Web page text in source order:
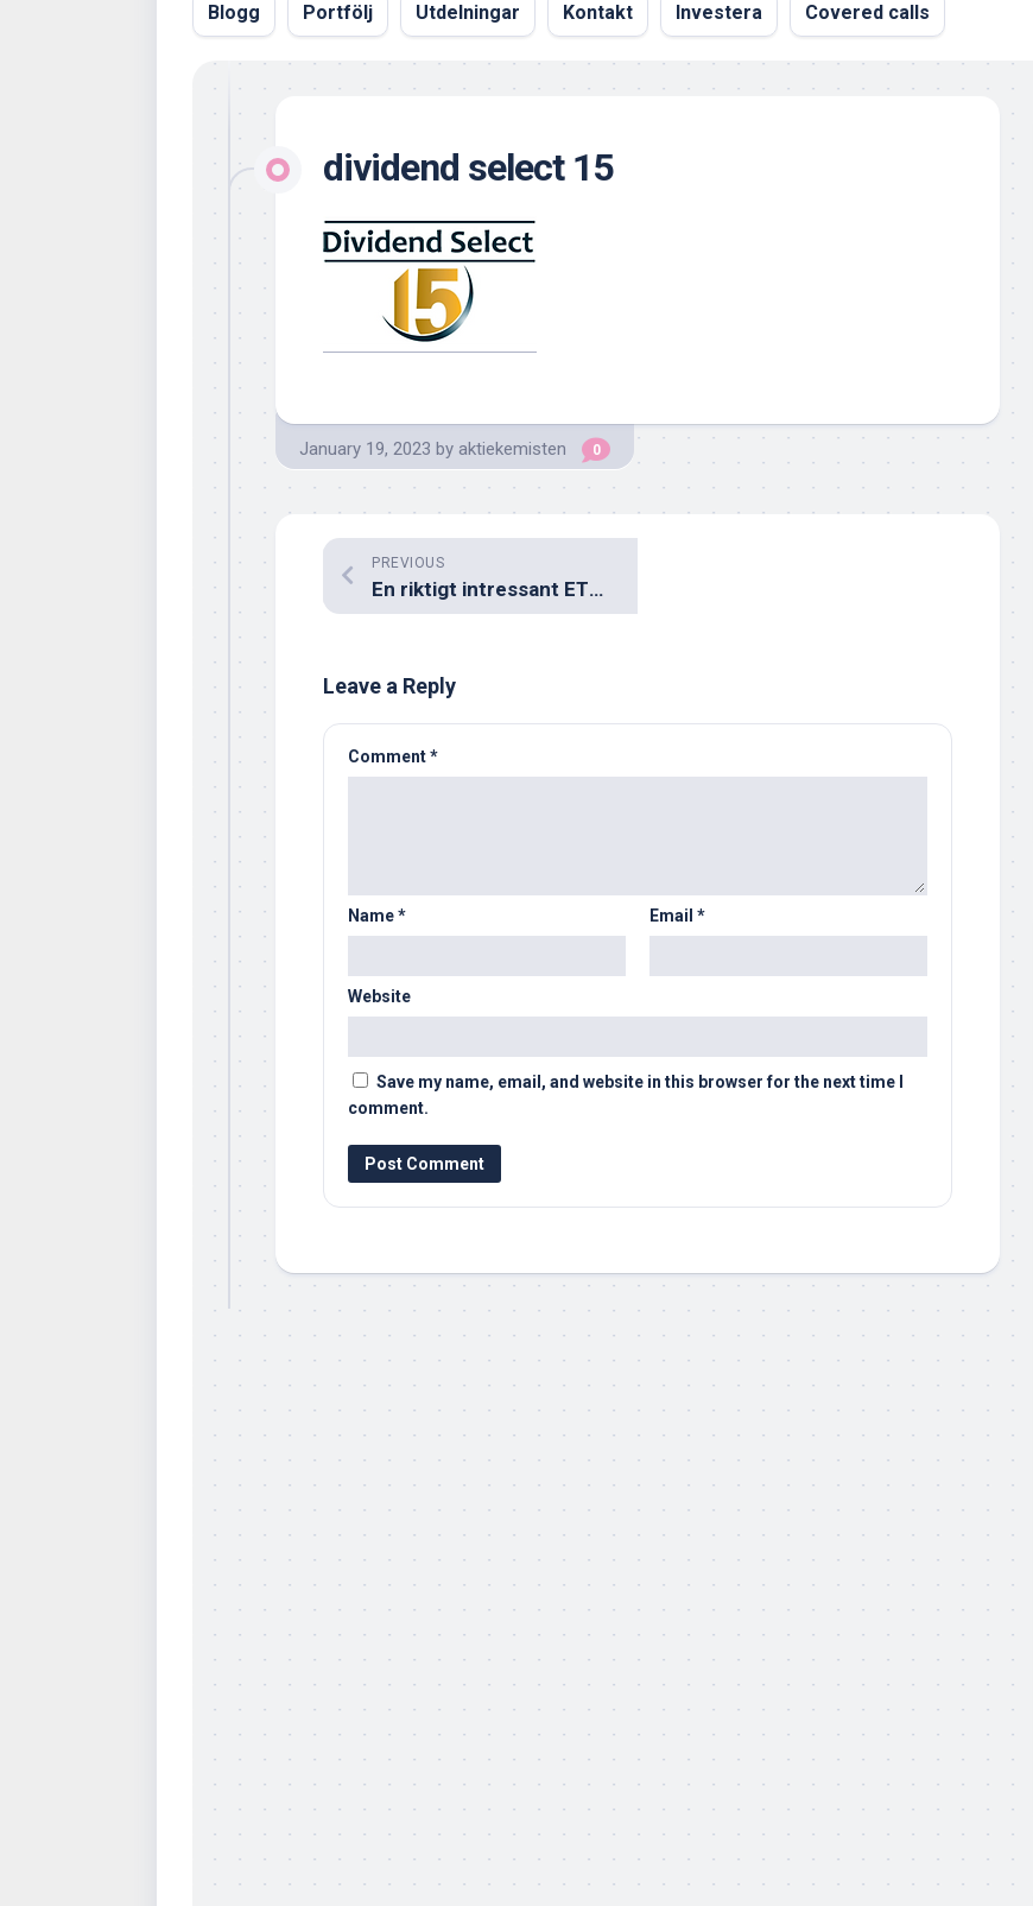
Blogg Portfölj Utdelningar Kontakt Investera Covered calls
dividend select 15
January 19, 2023 by aktiekemisten 0
PREVIOUS
En riktigt intressant ETF med månadsutdelning
Leave a Reply
Comment*
Name* Email *
Website
Save my name, email, and website in this browser for the next time I
comment.